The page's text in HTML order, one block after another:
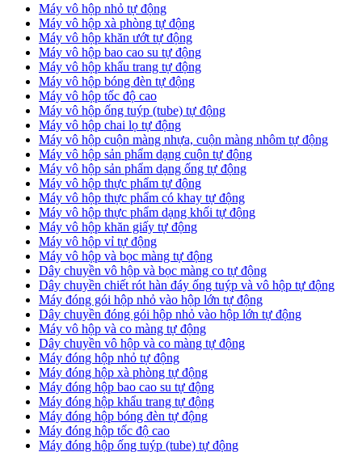
Máy vô hộp nhỏ tự động
Máy vô hộp xà phòng tự động
Máy vô hộp khăn ướt tự động
Máy vô hộp bao cao su tự động
Máy vô hộp khẩu trang tự động
Máy vô hộp bóng đèn tự động
Máy vô hộp tốc độ cao
Máy vô hộp ống tuýp (tube) tự động
Máy vô hộp chai lọ tự động
Máy vô hộp cuộn màng nhựa, cuộn màng nhôm tự động
Máy vô hộp sản phẩm dạng cuộn tự động
Máy vô hộp sản phẩm dạng ống tự động
Máy vô hộp thực phẩm tự động
Máy vô hộp thực phẩm có khay tự động
Máy vô hộp thực phẩm dạng khối tự động
Máy vô hộp khăn giấy tự động
Máy vô hộp vỉ tự động
Máy vô hộp và bọc màng tự động
Dây chuyền vô hộp và bọc màng co tự động
Dây chuyền chiết rót hàn đáy ống tuýp và vô hộp tự động
Máy đóng gói hộp nhỏ vào hộp lớn tự động
Dây chuyền đóng gói hộp nhỏ vào hộp lớn tự động
Máy vô hộp và co màng tự động
Dây chuyền vô hộp và co màng tự động
Máy đóng hộp nhỏ tự động
Máy đóng hộp xà phòng tự động
Máy đóng hộp bao cao su tự động
Máy đóng hộp khẩu trang tự động
Máy đóng hộp bóng đèn tự động
Máy đóng hộp tốc độ cao
Máy đóng hộp ống tuýp (tube) tự động